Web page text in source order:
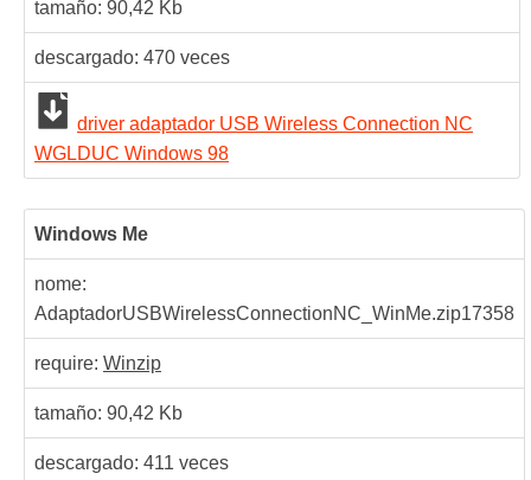
tamaño: 90,42 Kb
descargado: 470 veces
driver adaptador USB Wireless Connection NC
WGLDUC Windows 98
Windows Me
nome:
AdaptadorUSBWirelessConnectionNC_WinMe.zip17358
require: Winzip
tamaño: 90,42 Kb
descargado: 411 veces